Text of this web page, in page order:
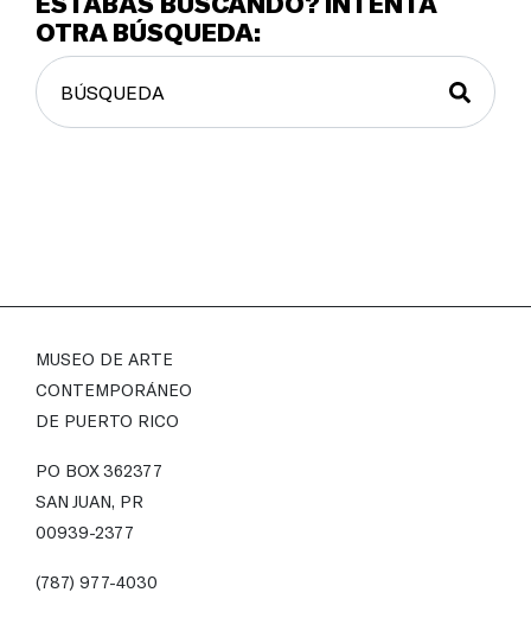
OTRA BÚSQUEDA:
MUSEO DE ARTE
CONTEMPORÁNEO
DE PUERTO RICO
PO BOX 362377
SAN JUAN, PR
00939-2377
(787) 977-4030